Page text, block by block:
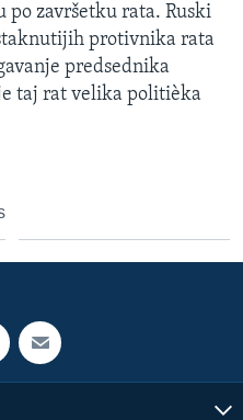
završetku rata. Ruski
protivnika rata
predsednika
taj rat velika politièka